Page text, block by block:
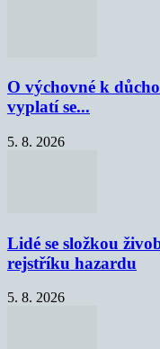
O výchovné k
vyplatí se...
5. 8. 2026
Lidé se složkou
rejstříku hazardu
5. 8. 2026